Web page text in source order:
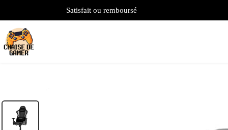
Satisfait ou remboursé